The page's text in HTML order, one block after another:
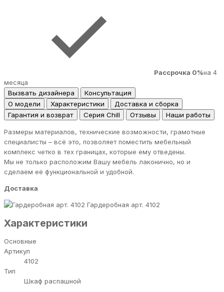
Рассрочка 0%на 4
месяца
Вызвать дизайнера
Консультация
О модели
Характеристики
Доставка и сборка
Гарантия и возврат
Серия Chill Отзывы Наши работы
Размеры материалов, технические возможности, грамотные
специалисты – всё это, позволяет поместить мебельный
комплекс четко в тех границах, которые ему отведены.
Мы не только расположим Вашу мебель лаконично, но и
сделаем её функциональной и удобной.
Доставка
Гардеробная арт. 4102
Характеристики
Основные
Артикул
4102
Тип
Шкаф распашной